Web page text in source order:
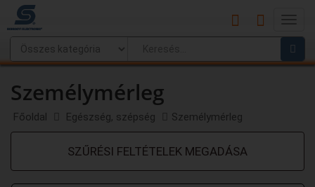
Main
Menu
Személymérleg
Főoldal Egészség, szépség Személymérleg
SZŰRÉSI FELTÉTELEK MEGADÁSA